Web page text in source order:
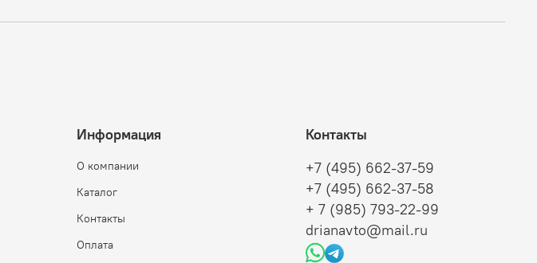
Информация
О компании
Каталог
Контакты
Оплата
Контакты
+7 (495) 662-37-59
+7 (495) 662-37-58
+ 7 (985) 793-22-99
drianavto@mail.ru